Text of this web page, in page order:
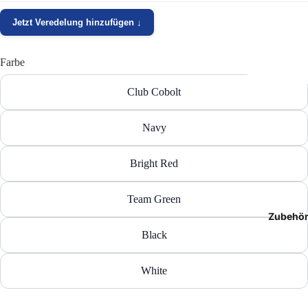
Hosen
Shorts
Zubehör
Jetzt Veredelung hinzufügen ↓
Farbe
Club Cobolt
Navy
Bright Red
Team Green
Black
White